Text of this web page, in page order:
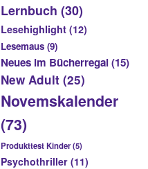
Lernbuch (30)
Lesehighlight (12)
Lesemaus (9)
Neues im Bücherregal(15)
New Adult (25)
Novemskalender
(73)
Produkttest Kinder(5)
Psychothriller (11)